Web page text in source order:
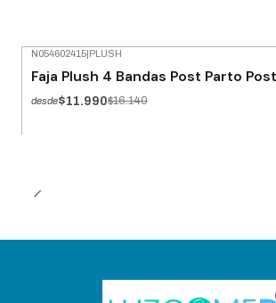
N054602415|PLUSH
Faja Plush 4 Bandas Post Parto
desde$11.990$16.140